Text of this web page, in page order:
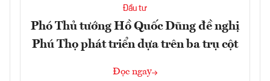
Đầu tư
Phó Thủ tướng Hồ Quốc Dũng đề nghị
Phú Thọ phát triển dựa trên ba trụ cột
Đọc ngay